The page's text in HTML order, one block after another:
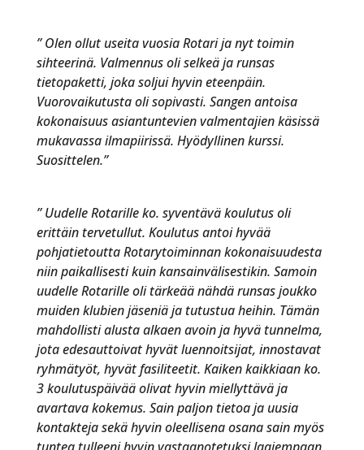
” Olen ollut useita vuosia Rotari ja nyt toimin
sihteerinä. Valmennus oli selkeä ja runsas
tietopaketti, joka soljui hyvin eteenpäin.
Vuorovaikutusta oli sopivasti. Sangen antoisa
kokonaisuus asiantuntevien valmentajien käsissä
mukavassa ilmapiirissä. Hyödyllinen kurssi.
Suosittelen.”
” Uudelle Rotarille ko. syventävä koulutus oli
erittäin tervetullut. Koulutus antoi hyvää
pohjatietoutta Rotarytoiminnan kokonaisuudesta
niin paikallisesti kuin kansainvälisestikin. Samoin
uudelle Rotarille oli tärkeää nähdä runsas joukko
muiden klubien jäseniä ja tutustua heihin. Tämän
mahdollisti alusta alkaen avoin ja hyvä tunnelma,
jota edesauttoivat hyvät luennoitsijat, innostavat
ryhmätyöt, hyvät fasiliteetit. Kaiken kaikkiaan ko.
3 koulutuspäivää olivat hyvin miellyttävä ja
avartava kokemus. Sain paljon tietoa ja uusia
kontakteja sekä hyvin oleellisena osana sain myös